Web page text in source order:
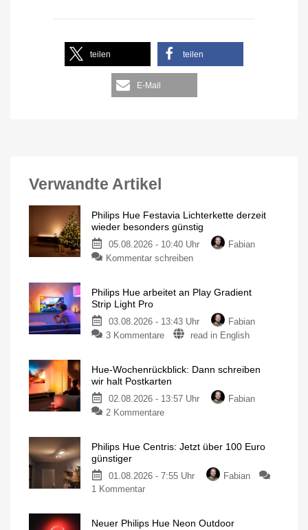
teilen teilen
E-Mail
Verwandte Artikel
Philips Hue Festavia Lichterkette derzeit
wieder besonders günstig
05.08.2026 - 10:40 Uhr
Fabian
Kommentar schreiben
Philips Hue arbeitet an Play Gradient
Strip Light Pro
03.08.2026 - 13:43 Uhr
Fabian
3 Kommentare
read in English
Hue-Wochenrückblick: Dann schreiben
wir halt Postkarten
02.08.2026 - 13:57 Uhr
Fabian
2 Kommentare
Philips Hue Centris: Jetzt über 100 Euro
günstiger
01.08.2026 - 7:55 Uhr
Fabian
1 Kommentar
Neuer Philips Hue Neon Outdoor